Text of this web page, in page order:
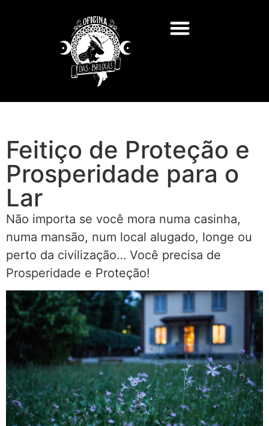
Feitiço de Proteção e
Prosperidade para o
Lar
Não importa se você mora numa casinha,
numa mansão, num local alugado, longe ou
perto da civilização… Você precisa de
Prosperidade e Proteção!